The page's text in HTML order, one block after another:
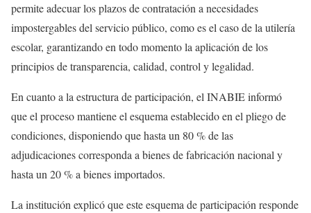
permite adecuar los plazos de contratación a necesidades
impostergables del servicio público, como es el caso de la utilería
escolar, garantizando en todo momento la aplicación de los
principios de transparencia, calidad, control y legalidad.
En cuanto a la estructura de participación, el INABIE informó
que el proceso mantiene el esquema establecido en el pliego de
condiciones, disponiendo que hasta un 80 % de las
adjudicaciones corresponda a bienes de fabricación nacional y
hasta un 20 % a bienes importados.
La institución explicó que este esquema de participación responde